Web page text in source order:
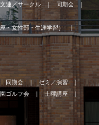
文連／サークル
同期会
・女性部・生涯学習）
同期会
ゼミ／演習
ゴルフ会
土曜講座